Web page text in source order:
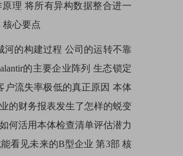
理 将所有异构数据整合进一
核心要点
的构建过程 公司的运转不靠
的主要企业阵列 生态锁定
户流失率极低的真正原因 本体
的财务报表发生了怎样的蜕变
何活用本体检查清单评估潜力
看见未来的B型企业 第3部 核